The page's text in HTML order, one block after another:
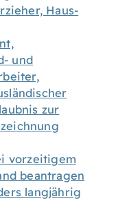
Haus-
und
zur
vorzeitigem
beantragen
langjährig